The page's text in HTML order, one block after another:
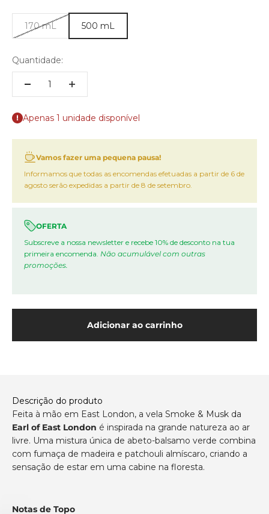
170 mL 500 mL
Quantidade:
Apenas 1 unidade disponível
Vamos fazer uma pequena pausa!
Informamos que todas as encomendas efetuadas a partir de 6 de
agosto serão expedidas a partir de 8 de setembro.
OFERTA
Subscreve a nossa newsletter e recebe 10% de desconto na tua
primeira encomenda. Não acumulável com outras
promoções.
Adicionar ao carrinho
Descrição do produto
Feita à mão em East London, a vela Smoke & Musk da
Earl of East London é inspirada na grande natureza ao ar
livre. Uma mistura única de abeto-balsamo verde combina
com fumaça de madeira e patchouli almíscaro, criando a
sensação de estar em uma cabine na floresta.
Notas de Topo